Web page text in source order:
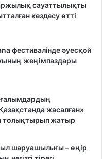
сауаттылықты
кездесу өтті
фестивалінде әуесқой
жеңімпаздары
жасалған»
толықтырып жатыр
шаруашылығы – өңір